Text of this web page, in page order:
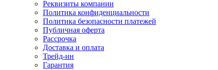
Реквизиты компании
Политика конфиденциальности
Политика безопасности платежей
Публичная оферта
Рассрочка
Доставка и оплата
Трейд-ин
Гарантия